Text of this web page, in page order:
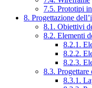
7.5. Prototipi
8. Progettazione
8.1. Obiettivi
8.2. Elementi
8.2.1.
8.2.2.
8.2.3.
8.3. Progettare
8.3.1.